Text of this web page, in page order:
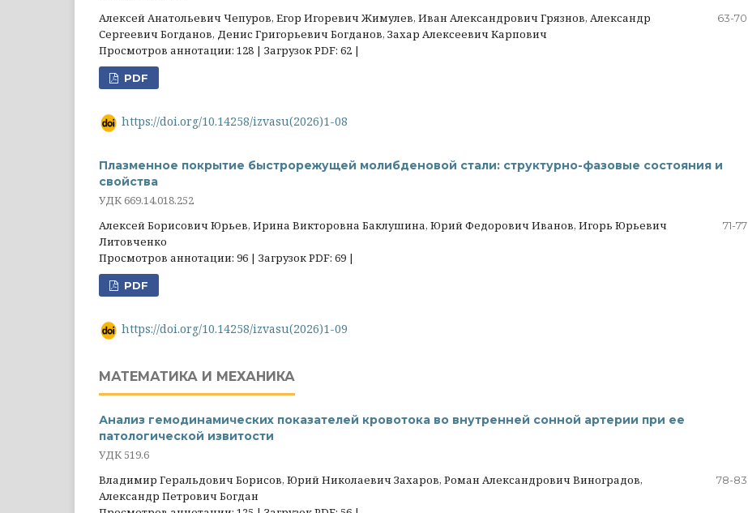
Алексей Анатольевич Чепуров, Егор Игоревич Жимулев, Иван Александрович Грязнов, Александр
Сергеевич Богданов, Денис Григорьевич Богданов, Захар Алексеевич Карпович
63-70
Просмотров аннотации: 128 | Загрузок PDF: 62 |
PDF
https://doi.org/10.14258/izvasu(2026)1-08
Плазменное покрытие быстрорежущей молибденовой стали: структурно-фазовые состояния и
свойства
УДК 669.14.018.252
Алексей Борисович Юрьев, Ирина Викторовна Баклушина, Юрий Федорович Иванов, Игорь Юрьевич
Литовченко
71-77
Просмотров аннотации: 96 | Загрузок PDF: 69 |
PDF
https://doi.org/10.14258/izvasu(2026)1-09
МАТЕМАТИКА И МЕХАНИКА
Анализ гемодинамических показателей кровотока во внутренней сонной артерии при ее
патологической извитости
УДК 519.6
Владимир Геральдович Борисов, Юрий Николаевич Захаров, Роман Александрович Виноградов,
Александр Петрович Богдан
78-83